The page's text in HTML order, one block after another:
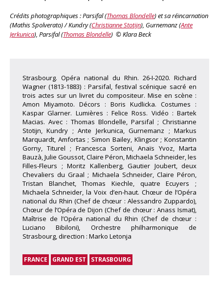
Crédits photographiques : Parsifal (Thomas Blondelle) et sa réincarnation
(Mathis Spolverato) / Kundry (Christianne Stotijn), Gurnemanz (Ante
Jerkunica), Parsifal (Thomas Blondelle) © Klara Beck
Strasbourg. Opéra national du Rhin. 26-I-2020. Richard
Wagner (1813-1883) : Parsifal, festival scénique sacré en
trois actes sur un livret du compositeur. Mise en scène :
Amon Miyamoto. Décors : Boris Kudlicka. Costumes :
Kaspar Glarner. Lumières : Felice Ross. Vidéo : Bartek
Macias. Avec : Thomas Blondelle, Parsifal ; Christianne
Stotijn, Kundry ; Ante Jerkunica, Gurnemanz ; Markus
Marquardt, Amfortas ; Simon Bailey, Klingsor ; Konstantin
Gorny, Titurel ; Francesca Sorteni, Anaïs Yvoz, Marta
Bauzà, Julie Goussot, Claire Péron, Michaela Schneider, les
Filles-Fleurs ; Moritz Kallenberg, Gautier Joubert, deux
Chevaliers du Graal ; Michaela Schneider, Claire Péron,
Tristan Blanchet, Thomas Kiechle, quatre Ecuyers ;
Michaela Schneider, la Voix d’en-haut. Chœur de l’Opéra
national du Rhin (Chef de chœur : Alessandro Zuppardo),
Chœur de l’Opéra de Dijon (Chef de chœur : Anass Ismat),
Maîtrise de l’Opéra national du Rhin (Chef de chœur :
Luciano Bibiloni), Orchestre philharmonique de
Strasbourg, direction : Marko Letonja
FRANCE GRAND EST STRASBOURG